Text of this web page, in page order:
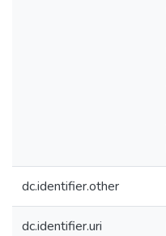
dc.identifier.other
dc.identifier.uri